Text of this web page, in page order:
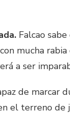
Falcao
mucha
a ser
de marcar
el terreno de